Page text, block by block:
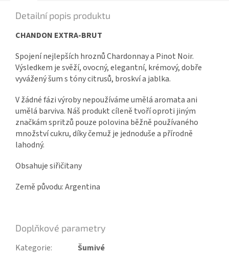
Detailní popis produktu
CHANDON EXTRA-BRUT
Spojení nejlepších hroznů Chardonnay a Pinot Noir.
Výsledkem je svěží, ovocný, elegantní, krémový, dobře
vyvážený šum s tóny citrusů, broskví a jablka.
V žádné fázi výroby nepoužíváme umělá aromata ani
umělá barviva. Náš produkt cíleně tvoří oproti jiným
značkám spritzů pouze polovina běžně používaného
množství cukru, díky čemuž je jednoduše a přírodně
lahodný.
Obsahuje siřičitany
Země původu: Argentina
Doplňkové parametry
Kategorie:
Šumivé